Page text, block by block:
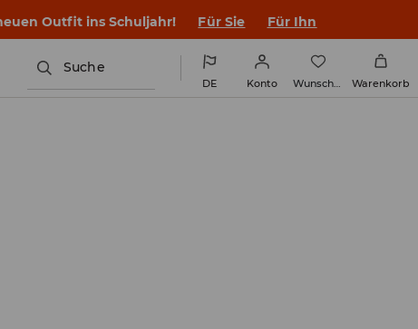
Outfit ins Schuljahr! Für Sie Für Ihn
Suche
DE Konto Wunschliste Warenkorb